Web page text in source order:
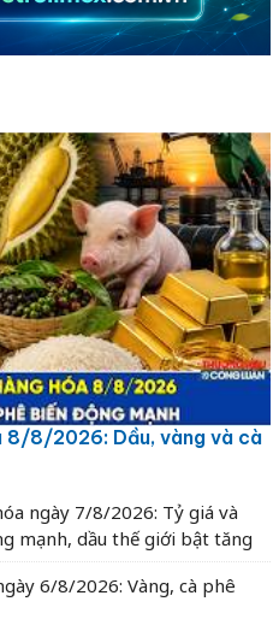
8/8/2026: Dầu, vàng và cà
ngày 7/8/2026: Tỷ giá và
mạnh, dầu thế giới bật tăng
6/8/2026: Vàng, cà phê